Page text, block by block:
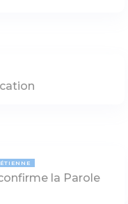
la Parole